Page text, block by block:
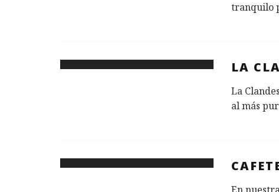
tranquilo
LA
La
al más